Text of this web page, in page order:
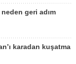
geri adım
karadan kuşatma